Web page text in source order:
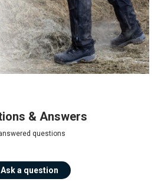
& Answers
questions
Ask a question